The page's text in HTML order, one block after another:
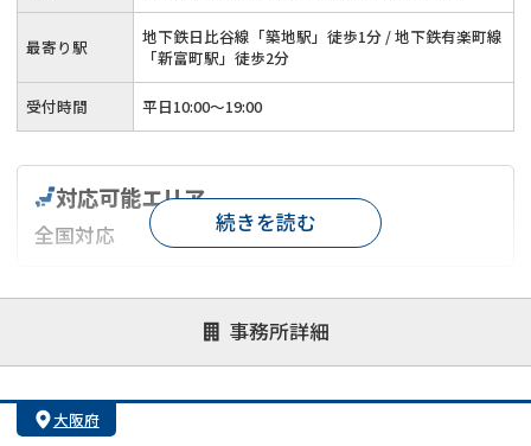
最寄り駅
地下鉄日比谷線「築地駅」徒歩1分 / 地下鉄有楽町線
「新富町駅」徒歩2分
受付時間 平日10:00～19:00
事務所詳細
対応可能エリア
全国対応
対応が親身 オンライン面談可能
レスポンスが早い
1億円以上の買取可
続きを読む
大阪府